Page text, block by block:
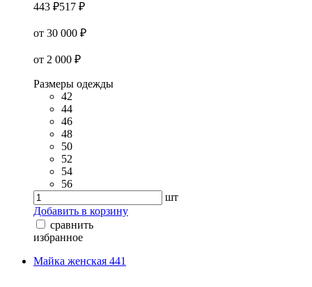
443 ₽517 ₽
от 30 000 ₽
от 2 000 ₽
Размеры одежды
42
44
46
48
50
52
54
56
шт
Добавить в корзину
сравнить
избранное
Майка женская 441